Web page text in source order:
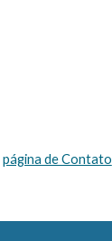
página de Contato